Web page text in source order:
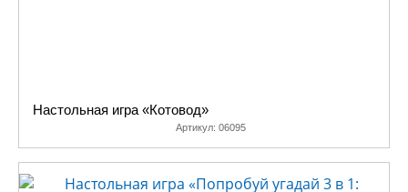
Настольная игра «Котовод»
Артикул: 06095